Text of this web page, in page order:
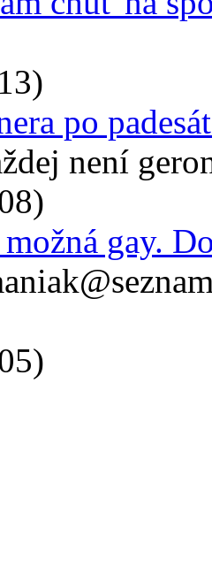
po
není
gay.